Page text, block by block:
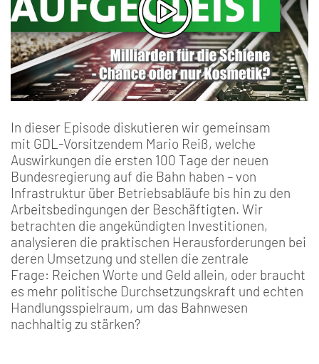
In dieser Episode diskutieren wir gemeinsam
mit GDL-Vorsitzendem Mario Reiß, welche
Auswirkungen die ersten 100 Tage der neuen
Bundesregierung auf die Bahn haben – von
Infrastruktur über Betriebsabläufe bis hin zu den
Arbeitsbedingungen der Beschäftigten. Wir
betrachten die angekündigten Investitionen,
analysieren die praktischen Herausforderungen bei
deren Umsetzung und stellen die zentrale
Frage: Reichen Worte und Geld allein, oder braucht
es mehr politische Durchsetzungskraft und echten
Handlungsspielraum, um das Bahnwesen
nachhaltig zu stärken?